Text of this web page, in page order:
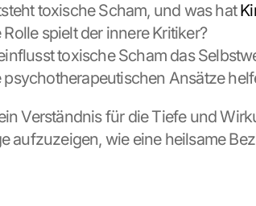
toxische Scham, und was hat
spielt der innere Kritiker?
toxische Scham das
psychotherapeutischen Ansätze
Verständnis für die Tiefe und
aufzuzeigen, wie eine heilsame